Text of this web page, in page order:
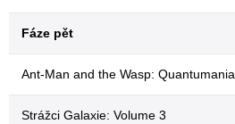
Fáze pět
Ant-Man and the Wasp: Quantumania
Strážci Galaxie: Volume 3